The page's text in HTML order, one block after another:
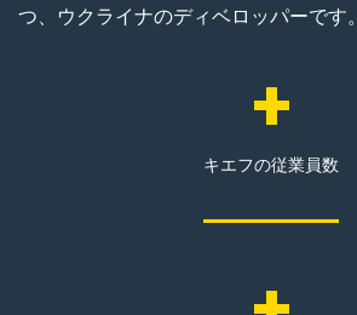
つ、ウクライナのディベロッパーです。
キエフの従業員数